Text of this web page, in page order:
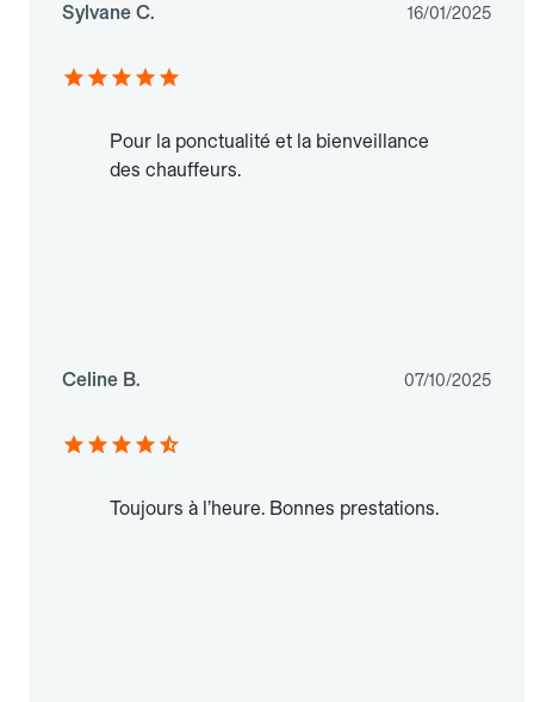
Sylvane C. 16/01/2025
Pour la ponctualité et la bienveillance
des chauffeurs.
Celine B. 07/10/2025
Toujours à l’heure. Bonnes prestations.